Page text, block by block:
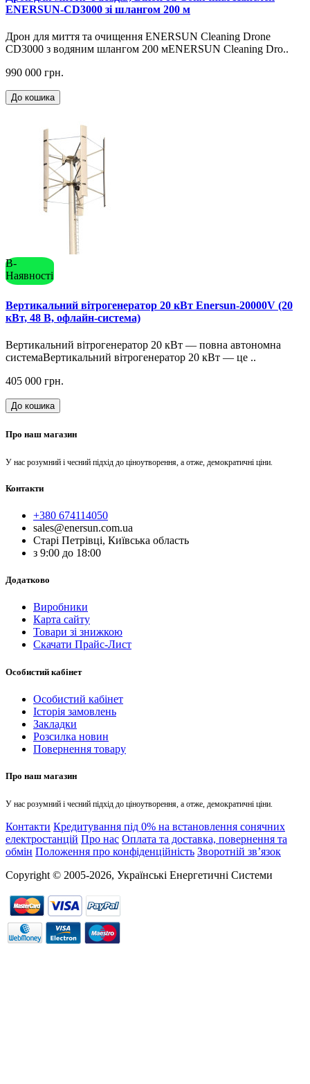
ENERSUN-CD3000 зі шлангом 200 м
Дрон для миття та очищення ENERSUN Cleaning Drone
CD3000 з водяним шлангом 200 мENERSUN Cleaning Dro..
990 000 грн.
До кошика
В-
Наявності
Вертикальний вітрогенератор 20 кВт Enersun-20000V (20
кВт, 48 В, офлайн-система)
Вертикальний вітрогенератор 20 кВт — повна автономна
системаВертикальний вітрогенератор 20 кВт — це ..
405 000 грн.
До кошика
Про наш магазин
У нас розумний і чесний підхід до ціноутворення, а отже, демократичні ціни.
Контакти
+380 674114050
sales@enersun.com.ua
Старі Петрівці, Київська область
з 9:00 до 18:00
Додатково
Виробники
Карта сайту
Товари зі знижкою
Скачати Прайс-Лист
Особистий кабінет
Особистий кабінет
Історія замовлень
Закладки
Розсилка новин
Повернення товару
Про наш магазин
У нас розумний і чесний підхід до ціноутворення, а отже, демократичні ціни.
Контакти Кредитування під 0% на встановлення сонячних
електростанцій Про нас Оплата та доставка, повернення та
обмін Положення про конфіденційність Зворотній зв’язок
Copyright © 2005-2026, Українські Енергетичні Системи